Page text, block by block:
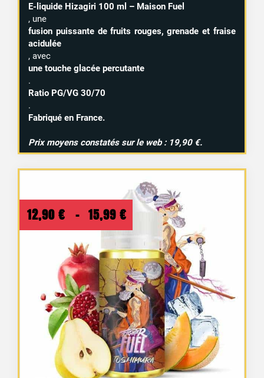
1 avis
E-liquide Hizagiri 100 ml – Maison Fuel
, une
fusion puissante de fruits rouges, grenade et fraise
acidulée
, avec
une touche glacée percutante
.
Ratio PG/VG 30/70
.
Fabriqué en France.
Prix moyens constatés sur le web : 19,90 €.
12,90 € – 15,99 €
Plage
de
prix :
12,90 €
à
15,99 €